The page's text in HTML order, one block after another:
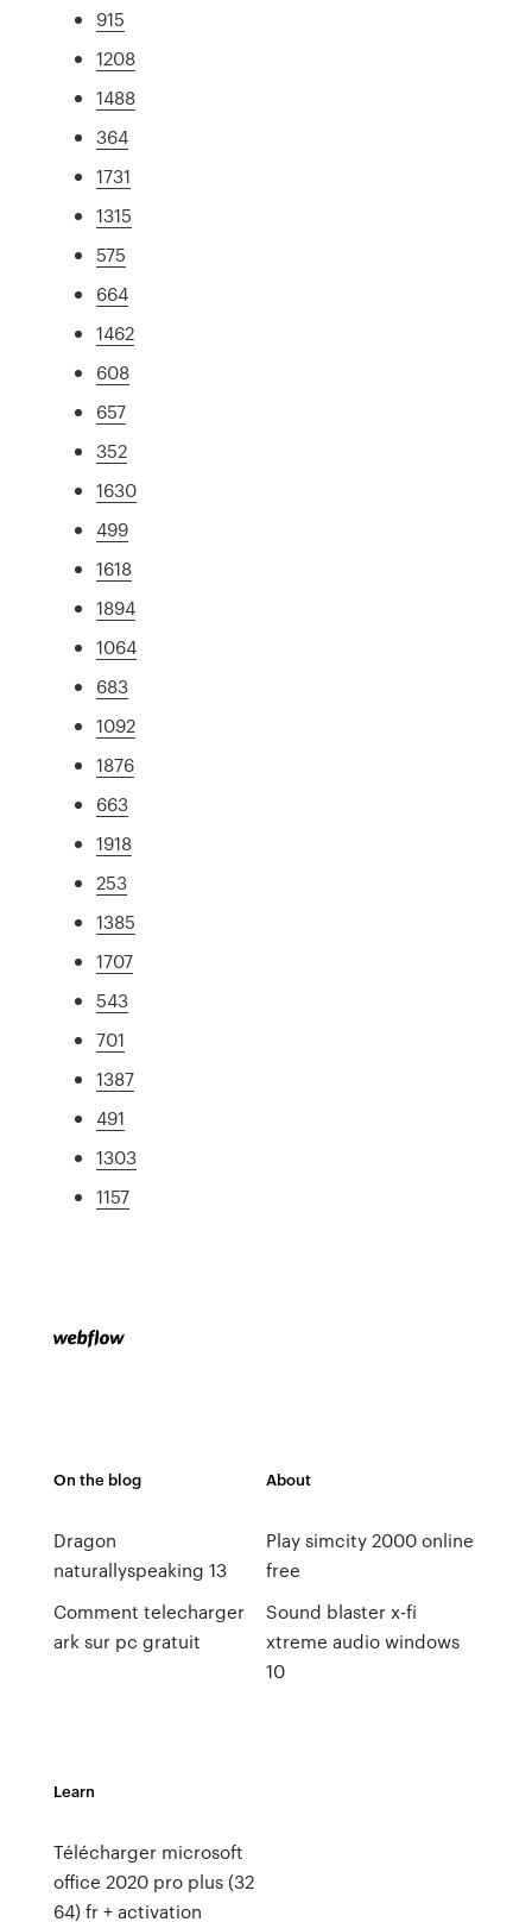
915
1208
1488
364
1731
1315
575
664
1462
608
657
352
1630
499
1618
1894
1064
683
1092
1876
663
1918
253
1385
1707
543
701
1387
491
1303
1157
On the blog
Dragon
naturallyspeaking 13
Comment telecharger
ark sur pc gratuit
About
Play simcity 2000 online
free
Sound blaster x-fi
xtreme audio windows
10
Learn
Télécharger microsoft
office 2020 pro plus (32
64) fr + activation